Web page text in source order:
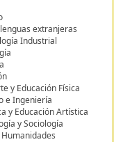
extranjeras
Industrial
y Educación Física
e Ingeniería
y Educación Artística
y Sociología